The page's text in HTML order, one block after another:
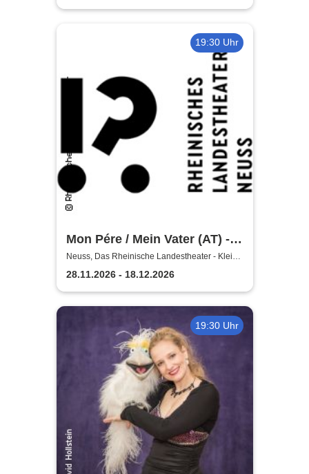
Landestheater Neuss
19:30 Uhr
Mon Pére / Mein Vater (AT) -
Rheinisches Landestheater
Neuss
Neuss, Das Rheinische Landestheater - Kleine
Bühne
28.11.2026 - 18.12.2026
19:30 Uhr